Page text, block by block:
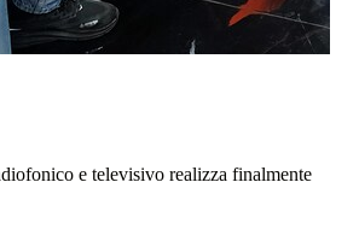
e televisivo realizza finalmente